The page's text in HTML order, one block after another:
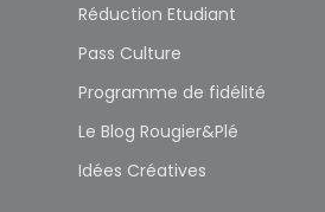
Réduction Etudiant
Pass Culture
Programme de fidélité
Le Blog Rougier&Plé
Idées Créatives